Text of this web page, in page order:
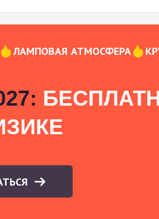
ЛАМПОВАЯ АТМОСФЕРА